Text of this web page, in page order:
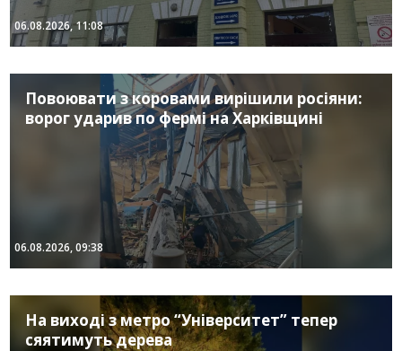
06.08.2026, 11:08
Повоювати з коровами вирішили росіяни:
ворог ударив по фермі на Харківщині
06.08.2026, 09:38
На виході з метро “Університет” тепер
сяятимуть дерева